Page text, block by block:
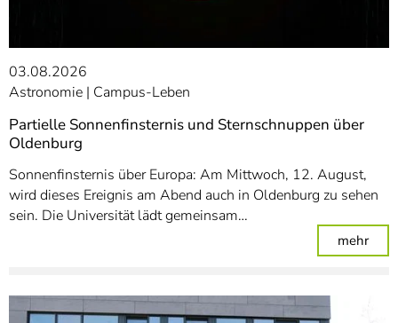
03.08.2026
Astronomie Campus-Leben
Partielle Sonnenfinsternis und Sternschnuppen über
Oldenburg
Sonnenfinsternis über Europa: Am Mittwoch, 12. August,
wird dieses Ereignis am Abend auch in Oldenburg zu sehen
sein. Die Universität lädt gemeinsam…
mehr: